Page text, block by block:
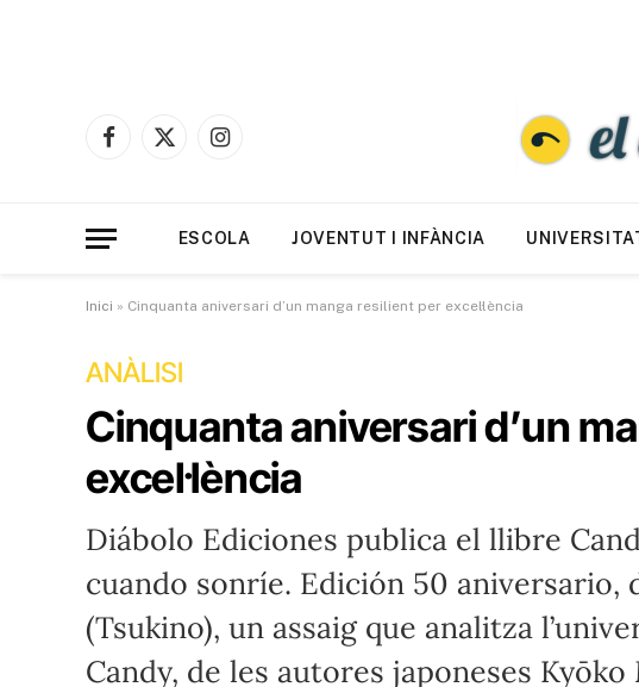
Facebook
X
Instagram
ESCOLA JOVENTUT I INFÀNCIA
Inici » Cinquanta aniversari d’un manga resilient per excel·lència
ANÀLISI
Cinquanta aniversari d’un
excel·lència
Diábolo Ediciones publica el llibre
cuando sonríe. Edición 50 aniversario,
(Tsukino), un assaig que analitza
Candy, de les autores japoneses